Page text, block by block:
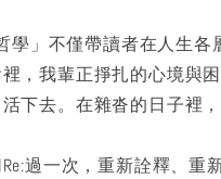
哲學」不僅帶讀者在人生
，我輩正掙扎的心境與
下去。在雜沓的日子裡
過一次，重新詮釋、重